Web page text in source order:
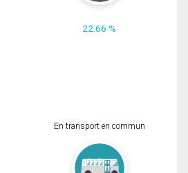
22.66 %
En transport en commun